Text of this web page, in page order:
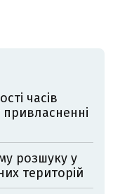
часів
розшуку у
територій